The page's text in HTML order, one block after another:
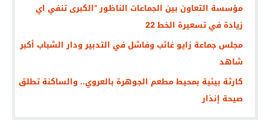
مؤسسة التعاون بين الجماعات الناظور “الكبرى تنفي اي
زيادة في تسعيرة الخط 22
مجلس جماعة زايو غائب وفاشل في التدبير ودار الشباب أكبر
شاهد
كارثة بيئية بمحيط مطعم الجوهرة بالعروي.. والساكنة تطلق
صيحة إنذار